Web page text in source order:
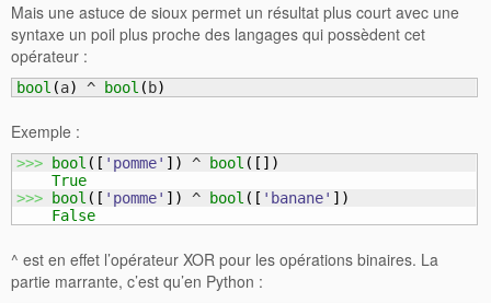
Mais une astuce de sioux permet un résultat plus court avec une
syntaxe un poil plus proche des langages qui possèdent cet
opérateur :
bool (a) ^ bool ( b)
Exemple :
>>> bool ( [ 'pomme' ] ) ^ bool ( [ ] )
True
>>>
bool ( [ 'pomme' ] ) ^ bool ( [ 'banane' ] )
False
^ est en effet l’opérateur XOR pour les opérations binaires. La
partie marrante, c’est qu’en Python :